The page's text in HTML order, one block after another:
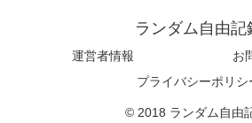
ランダム自由記
運営者情報
お
プライバシーポリシ
© 2018 ランダム自由